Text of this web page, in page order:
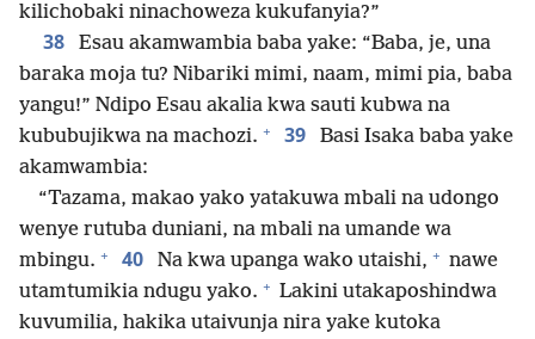
kilichobaki ninachoweza kukufanyia?”
38
Esau akamwambia baba yake: “Baba, je, una
baraka moja tu? Nibariki mimi, naam, mimi pia, baba
yangu!” Ndipo Esau akalia kwa sauti kubwa na
kububujikwa na machozi. + 39
Basi Isaka baba yake
akamwambia:
“Tazama, makao yako yatakuwa mbali na udongo
wenye rutuba duniani, na mbali na umande wa
mbingu. + 40 Na kwa upanga wako utaishi, + nawe
utamtumikia ndugu yako. + Lakini utakaposhindwa
kuvumilia, hakika utaivunja nira yake kutoka